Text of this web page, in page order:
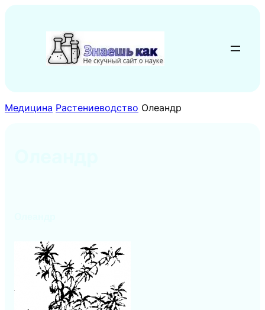
содержимому
Медицина Растениеводство Олеандр